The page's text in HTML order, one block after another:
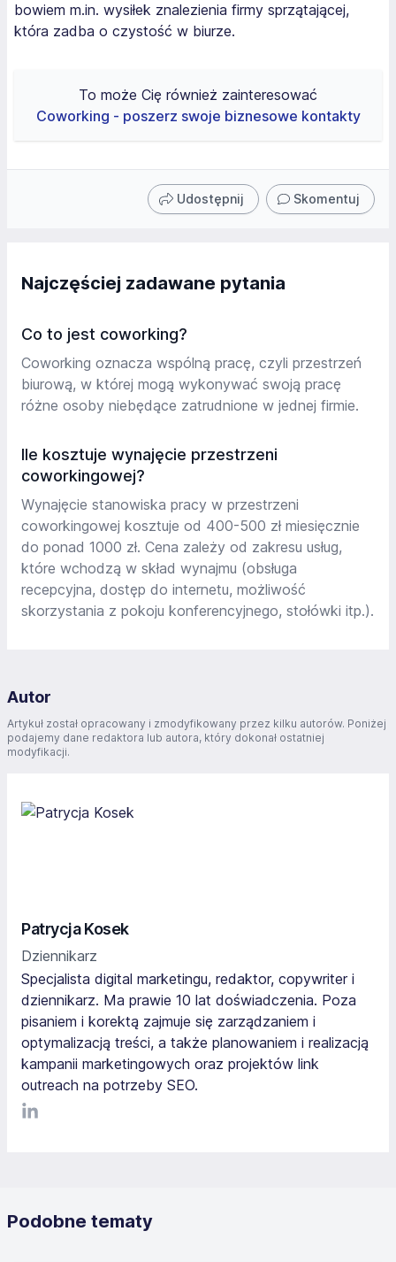
bowiem m.in. wysiłek znalezienia firmy sprzątającej,
która zadba o czystość w biurze.
To może Cię również zainteresować
Coworking - poszerz swoje biznesowe kontakty
Udostępnij Skomentuj
Najczęściej zadawane pytania
Co to jest coworking?
Coworking oznacza wspólną pracę, czyli przestrzeń
biurową, w której mogą wykonywać swoją pracę
różne osoby niebędące zatrudnione w jednej firmie.
Ile kosztuje wynajęcie przestrzeni
coworkingowej?
Wynajęcie stanowiska pracy w przestrzeni
coworkingowej kosztuje od 400-500 zł miesięcznie
do ponad 1000 zł. Cena zależy od zakresu usług,
które wchodzą w skład wynajmu (obsługa
recepcyjna, dostęp do internetu, możliwość
skorzystania z pokoju konferencyjnego, stołówki itp.).
Autor
Artykuł został opracowany i zmodyfikowany przez kilku autorów. Poniżej
podajemy dane redaktora lub autora, który dokonał ostatniej
modyfikacji.
Patrycja Kosek
Dziennikarz
Specjalista digital marketingu, redaktor, copywriter i
dziennikarz. Ma prawie 10 lat doświadczenia. Poza
pisaniem i korektą zajmuje się zarządzaniem i
optymalizacją treści, a także planowaniem i realizacją
kampanii marketingowych oraz projektów link
outreach na potrzeby SEO.
LinkediIn
Podobne tematy